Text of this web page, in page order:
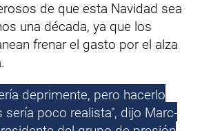
de que esta Navidad sea
una década, ya que los
frenar el gasto por el alza
deprimente, pero hacerlo
poco realista", dijo Marc-